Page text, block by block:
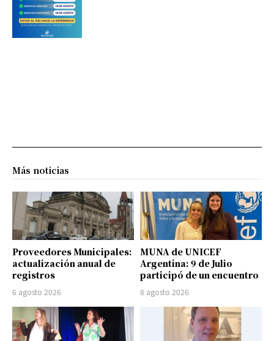
Más noticias
Proveedores Municipales:
actualización anual de
registros
6 agosto 2026
MUNA de UNICEF
Argentina: 9 de Julio
participó de un encuentro
8 agosto 2026